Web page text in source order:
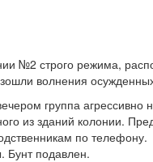
№2 строго режима,
волнения
группа агрессивно
из зданий колонии.
по
Бунт подавлен.